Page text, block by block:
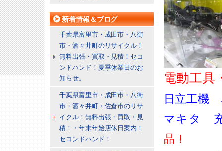
電動工具
日立工機
マキタ
品 ！
新着情報＆ブログ
千葉県富里市・成田市・八街
市・酒々井町のリサイクル！
無料出張・買取・見積！セコ
ンドハンド！夏季休業日のお
知らせ。
千葉県富里市・成田市・八街
市・酒々井町・佐倉市のリサ
イクル！無料出張・買取・見
積！・年末年始店休日案内！
セコンドハンド！